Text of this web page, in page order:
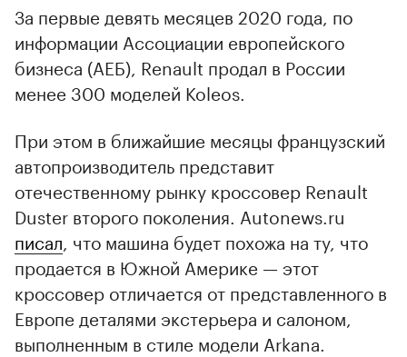
За первые девять месяцев 2020 года, по
информации Ассоциации европейского
бизнеса (АЕБ), Renault продал в России
менее 300 моделей Koleos.
При этом в ближайшие месяцы французский
автопроизводитель представит
отечественному рынку кроссовер Renault
Duster второго поколения. Autonews.ru
писал , что машина будет похожа на ту, что
продается в Южной Америке — этот
кроссовер отличается от представленного в
Европе деталями экстерьера и салоном,
выполненным в стиле модели Arkana.